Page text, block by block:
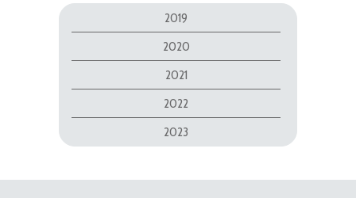
2019
2020
2021
2022
2023